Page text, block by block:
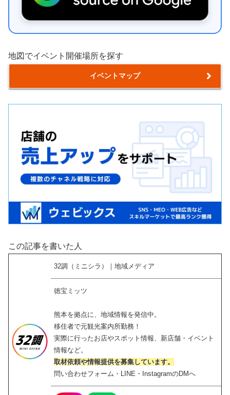
地図でイベント開催場所を探す
イベントマップ
この記事を書いた人
32調（ミニシラ）｜地域メディア
徳宝ミッツ
熊本を拠点に、地域情報を発信中。
移住者で元観光案内所勤務！
実際に行ったお店やスポット情報、新店舗・イベント
情報など。
取材依頼や情報提供を募集しています。
問い合わせフォーム・LINE・InstagramのDMへ